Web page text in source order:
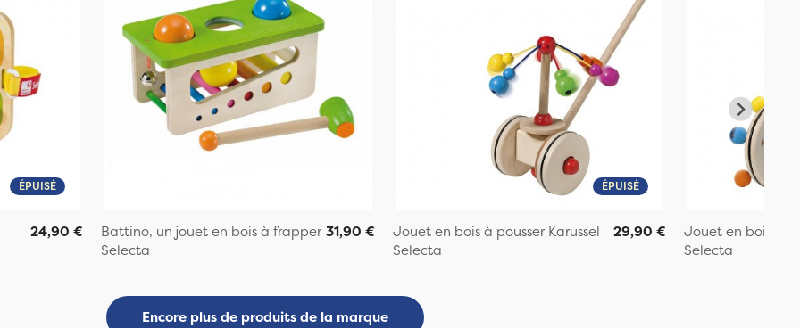
ÉPUISÉ
24,90 €
Battino, un jouet en bois à frapper
Selecta
31,90 €
ÉPUISÉ
Jouet en bois à pousser Karussel
Selecta
29,90 €
Jouet en bois à
Selecta
Encore plus de produits de la marque